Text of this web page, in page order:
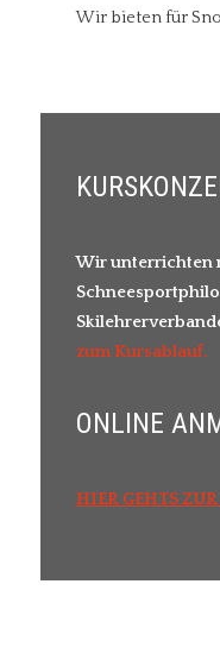
Wir bieten für
Wir unterrichten
zum Kursablauf.
ONLINE
HIER GEHTS